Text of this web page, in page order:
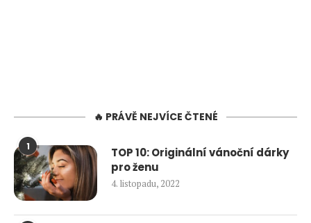
🔥 PRÁVĚ NEJVÍCE ČTENÉ
1
TOP 10: Originální vánoční dárky
pro ženu
4. listopadu, 2022